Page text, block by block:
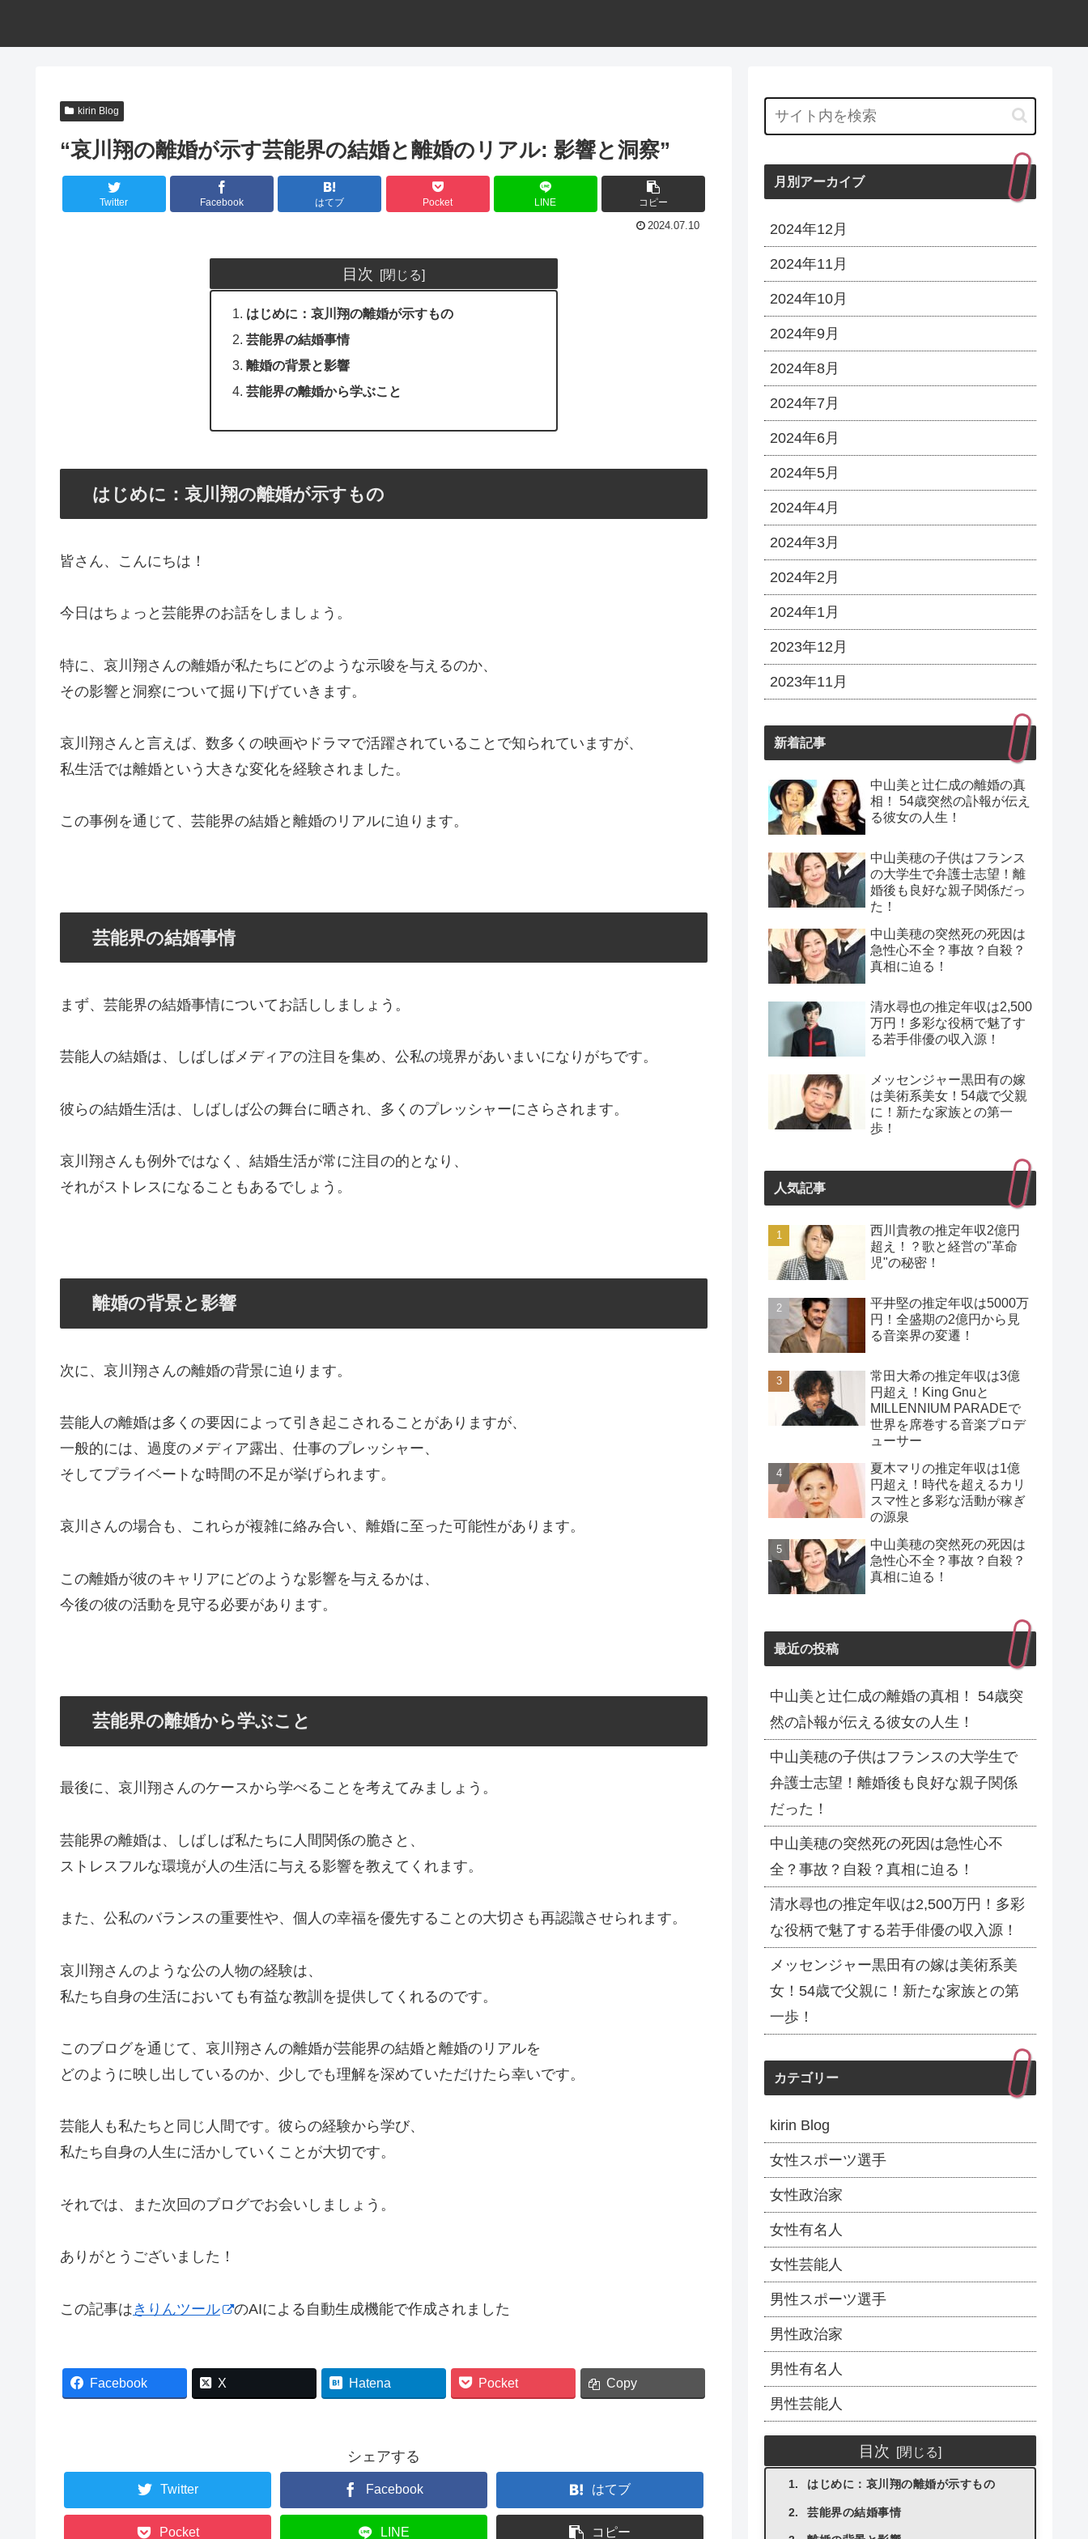
kirin Blog
“哀川翔の離婚が示す芸能界の結婚と離婚のリアル: 影響と洞察”
Twitter Facebook はてブ Pocket LINE コピー
2024.07.10
目次
はじめに：哀川翔の離婚が示すもの
芸能界の結婚事情
離婚の背景と影響
芸能界の離婚から学ぶこと
はじめに：哀川翔の離婚が示すもの
皆さん、こんにちは！
今日はちょっと芸能界のお話をしましょう。
特に、哀川翔さんの離婚が私たちにどのような示唆を与えるのか、
その影響と洞察について掘り下げていきます。
哀川翔さんと言えば、数多くの映画やドラマで活躍されていることで知られていますが、
私生活では離婚という大きな変化を経験されました。
この事例を通じて、芸能界の結婚と離婚のリアルに迫ります。
芸能界の結婚事情
まず、芸能界の結婚事情についてお話ししましょう。
芸能人の結婚は、しばしばメディアの注目を集め、公私の境界があいまいになりがちです。
彼らの結婚生活は、しばしば公の舞台に晒され、多くのプレッシャーにさらされます。
哀川翔さんも例外ではなく、結婚生活が常に注目の的となり、
それがストレスになることもあるでしょう。
離婚の背景と影響
次に、哀川翔さんの離婚の背景に迫ります。
芸能人の離婚は多くの要因によって引き起こされることがありますが、
一般的には、過度のメディア露出、仕事のプレッシャー、
そしてプライベートな時間の不足が挙げられます。
哀川さんの場合も、これらが複雑に絡み合い、離婚に至った可能性があります。
この離婚が彼のキャリアにどのような影響を与えるかは、
今後の彼の活動を見守る必要があります。
芸能界の離婚から学ぶこと
最後に、哀川翔さんのケースから学べることを考えてみましょう。
芸能界の離婚は、しばしば私たちに人間関係の脆さと、
ストレスフルな環境が人の生活に与える影響を教えてくれます。
また、公私のバランスの重要性や、個人の幸福を優先することの大切さも再認識させられます。
哀川翔さんのような公の人物の経験は、
私たち自身の生活においても有益な教訓を提供してくれるのです。
このブログを通じて、哀川翔さんの離婚が芸能界の結婚と離婚のリアルを
どのように映し出しているのか、少しでも理解を深めていただけたら幸いです。
芸能人も私たちと同じ人間です。彼らの経験から学び、
私たち自身の人生に活かしていくことが大切です。
それでは、また次回のブログでお会いしましょう。
ありがとうございました！
この記事は きりんツール のAIによる自動生成機能で作成されました
Facebook X Hatena Pocket Copy
シェアする
Twitter Facebook はてブ
Pocket LINE コピー
月別アーカイブ
2024年12月
2024年11月
2024年10月
2024年9月
2024年8月
2024年7月
2024年6月
2024年5月
2024年4月
2024年3月
2024年2月
2024年1月
2023年12月
2023年11月
新着記事
中山美と辻仁成の離婚の真
相！ 54歳突然の訃報が伝え
る彼女の人生！
中山美穂の子供はフランス
の大学生で弁護士志望！離
婚後も良好な親子関係だっ
た！
中山美穂の突然死の死因は
急性心不全？事故？自殺？
真相に迫る！
清水尋也の推定年収は2,500
万円！多彩な役柄で魅了す
る若手俳優の収入源！
メッセンジャー黒田有の嫁
は美術系美女！54歳で父親
に！新たな家族との第一
歩！
人気記事
西川貴教の推定年収2億円
超え！？歌と経営の"革命
児"の秘密！
平井堅の推定年収は5000万
円！全盛期の2億円から見
る音楽界の変遷！
常田大希の推定年収は3億
円超え！King Gnuと
MILLENNIUM PARADEで
世界を席巻する音楽プロデ
ューサー
夏木マリの推定年収は1億
円超え！時代を超えるカリ
スマ性と多彩な活動が稼ぎ
の源泉
中山美穂の突然死の死因は
急性心不全？事故？自殺？
真相に迫る！
最近の投稿
中山美と辻仁成の離婚の真相！ 54歳突
然の訃報が伝える彼女の人生！
中山美穂の子供はフランスの大学生で
弁護士志望！離婚後も良好な親子関係
だった！
中山美穂の突然死の死因は急性心不
全？事故？自殺？真相に迫る！
清水尋也の推定年収は2,500万円！多彩
な役柄で魅了する若手俳優の収入源！
メッセンジャー黒田有の嫁は美術系美
女！54歳で父親に！新たな家族との第
一歩！
カテゴリー
kirin Blog
女性スポーツ選手
女性政治家
女性有名人
女性芸能人
男性スポーツ選手
男性政治家
男性有名人
男性芸能人
目次
はじめに：哀川翔の離婚が示すもの
芸能界の結婚事情